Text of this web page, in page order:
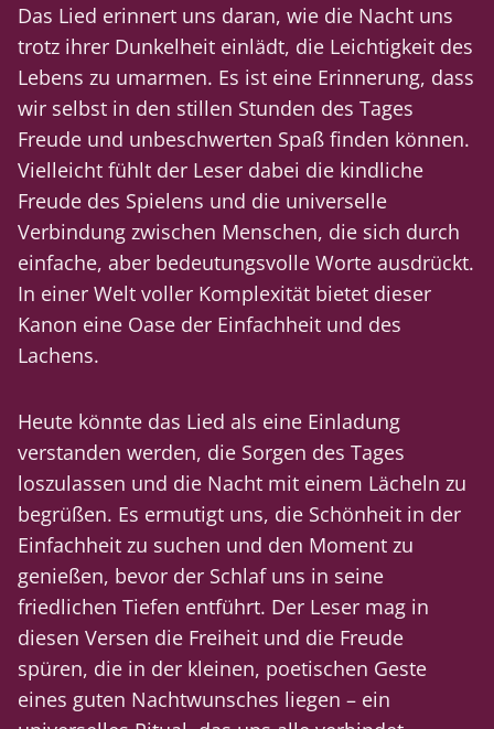
Das Lied erinnert uns daran, wie die Nacht uns
trotz ihrer Dunkelheit einlädt, die Leichtigkeit des
Lebens zu umarmen. Es ist eine Erinnerung, dass
wir selbst in den stillen Stunden des Tages
Freude und unbeschwerten Spaß finden können.
Vielleicht fühlt der Leser dabei die kindliche
Freude des Spielens und die universelle
Verbindung zwischen Menschen, die sich durch
einfache, aber bedeutungsvolle Worte ausdrückt.
In einer Welt voller Komplexität bietet dieser
Kanon eine Oase der Einfachheit und des
Lachens.
Heute könnte das Lied als eine Einladung
verstanden werden, die Sorgen des Tages
loszulassen und die Nacht mit einem Lächeln zu
begrüßen. Es ermutigt uns, die Schönheit in der
Einfachheit zu suchen und den Moment zu
genießen, bevor der Schlaf uns in seine
friedlichen Tiefen entführt. Der Leser mag in
diesen Versen die Freiheit und die Freude
spüren, die in der kleinen, poetischen Geste
eines guten Nachtwunsches liegen – ein